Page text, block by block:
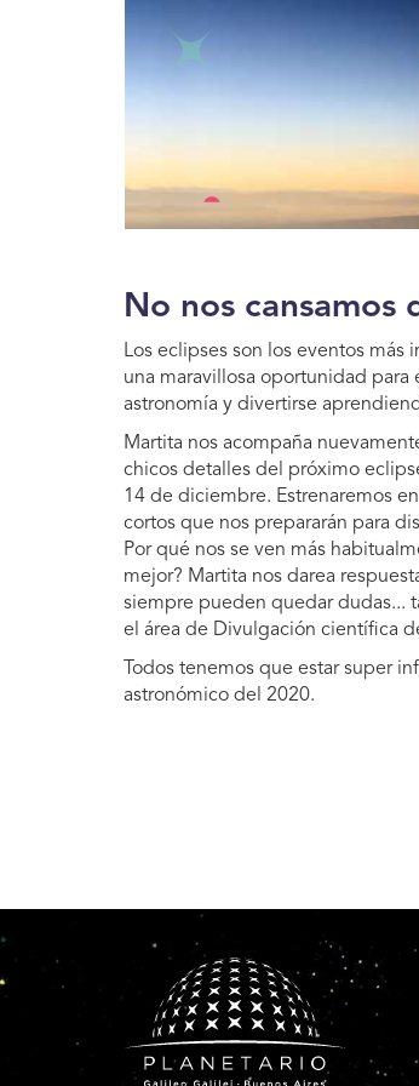
No nos cansamos
Los eclipses son los eventos más
una maravillosa oportunidad
astronomía y divertirse
Martita nos acompaña
chicos detalles del próximo
14 de diciembre. Estrenaremos
cortos que nos prepararán para
Por qué nos se ven más
mejor? Martita nos darea
siempre pueden quedar dudas...
el área de Divulgación científica
Todos tenemos que estar super
astronómico del 2020.